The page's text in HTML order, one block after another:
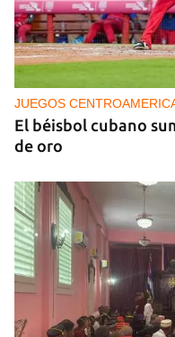
NICARAGUA
EE UU propone a la
cancilleres para
decisiones de Ortega
JUEGOS
El béisbol cubano
de oro